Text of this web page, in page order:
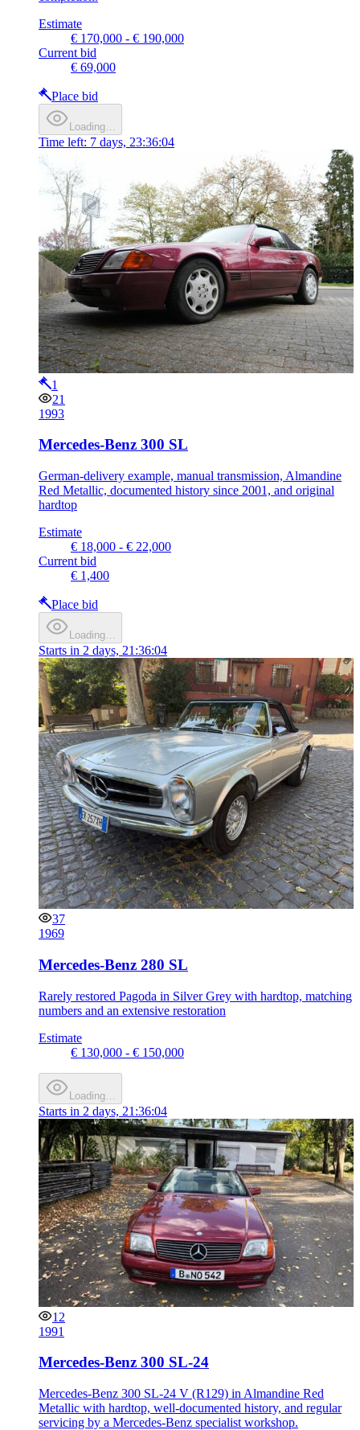
Estimate
€ 170,000 - € 190,000
Current bid
€ 69,000
Place bid
Loading…
Time left: 7 days, 23:36:04
1
21
1993
Mercedes-Benz 300 SL
German-delivery example, manual transmission, Almandine
Red Metallic, documented history since 2001, and original
hardtop
Estimate
€ 18,000 - € 22,000
Current bid
€ 1,400
Place bid
Loading…
Starts in 2 days, 21:36:04
37
1969
Mercedes-Benz 280 SL
Rarely restored Pagoda in Silver Grey with hardtop, matching
numbers and an extensive restoration
Estimate
€ 130,000 - € 150,000
Loading…
Starts in 2 days, 21:36:04
12
1991
Mercedes-Benz 300 SL-24
Mercedes-Benz 300 SL-24 V (R129) in Almandine Red
Metallic with hardtop, well-documented history, and regular
servicing by a Mercedes-Benz specialist workshop.